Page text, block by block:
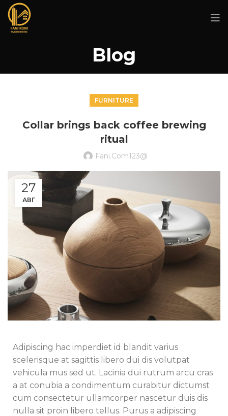
Blog
FURNITURE
Collar brings back coffee brewing
ritual
Fani.com123@
27
АВГ
Adipiscing hac imperdiet id blandit varius
scelerisque at sagittis libero dui dis volutpat
vehicula mus sed ut. Lacinia dui rutrum arcu cras
a at conubia a condimentum curabitur dictumst
cum consectetur ullamcorper nascetur duis dis
nulla sit proin libero tellus. Purus a adipiscing